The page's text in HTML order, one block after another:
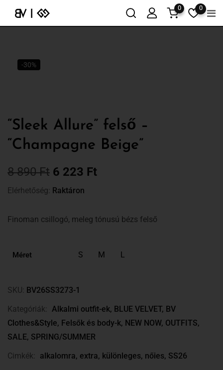
0
0
-30%
“Sleek Allure” felső –
“Champagne Beige”
8 890Ft 6 223 Ft
Elérhetőség: Raktáron
Finoman csillogó, meleg tónusú bézs felső
Méret S M L
SKU: BV26SS3273-1
Kategóriák:
Alkalmi outfit-ek, BLUE VELVET, BV
Clothes&Style, Felsők és body-k, NEW NOW, OUTFITS,
SALE, SPRING/SUMMER
Cimkék:
alkalomra, extra, különleges, nőies, SS26